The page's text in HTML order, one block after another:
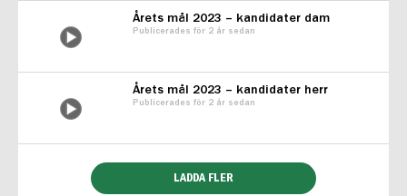
Årets mål 2023 – kandidater dam
Publicerades för 2 år sedan
Årets mål 2023 – kandidater herr
Publicerades för 2 år sedan
LADDA FLER